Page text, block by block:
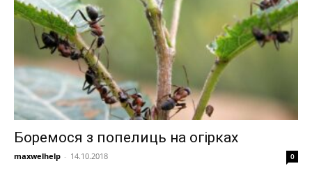
Боремося з попелиць на огірках
maxwelhelp - 14.10.2018 0